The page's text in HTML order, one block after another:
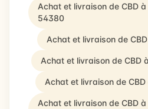
Achat et livraison de CBD
54380
Achat et livraison de
Achat et livraison de CBD
Achat et livraison de
Achat et livraison de CBD